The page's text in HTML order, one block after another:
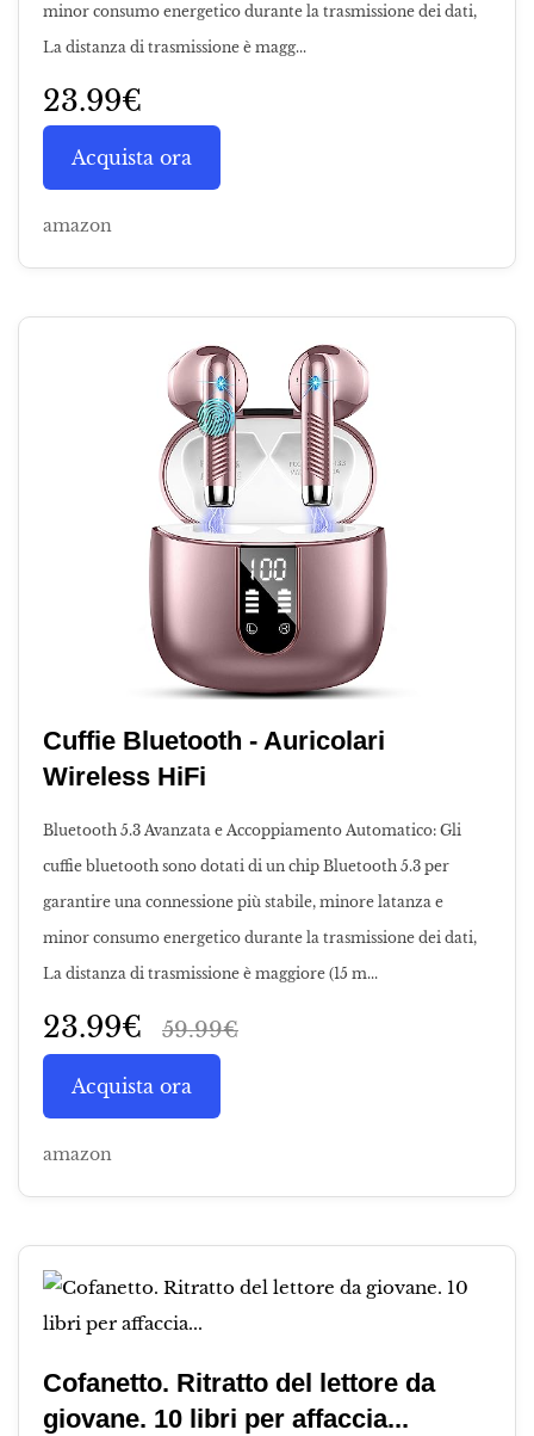
minor consumo energetico durante la trasmissione dei dati,
La distanza di trasmissione è magg...
23.99€
Acquista ora
amazon
Cuffie Bluetooth - Auricolari
Wireless HiFi
Bluetooth 5.3 Avanzata e Accoppiamento Automatico: Gli
cuffie bluetooth sono dotati di un chip Bluetooth 5.3 per
garantire una connessione più stabile, minore latanza e
minor consumo energetico durante la trasmissione dei dati,
La distanza di trasmissione è maggiore (15 m...
23.99€ 59.99€
Acquista ora
amazon
Cofanetto. Ritratto del lettore da
giovane. 10 libri per affaccia...